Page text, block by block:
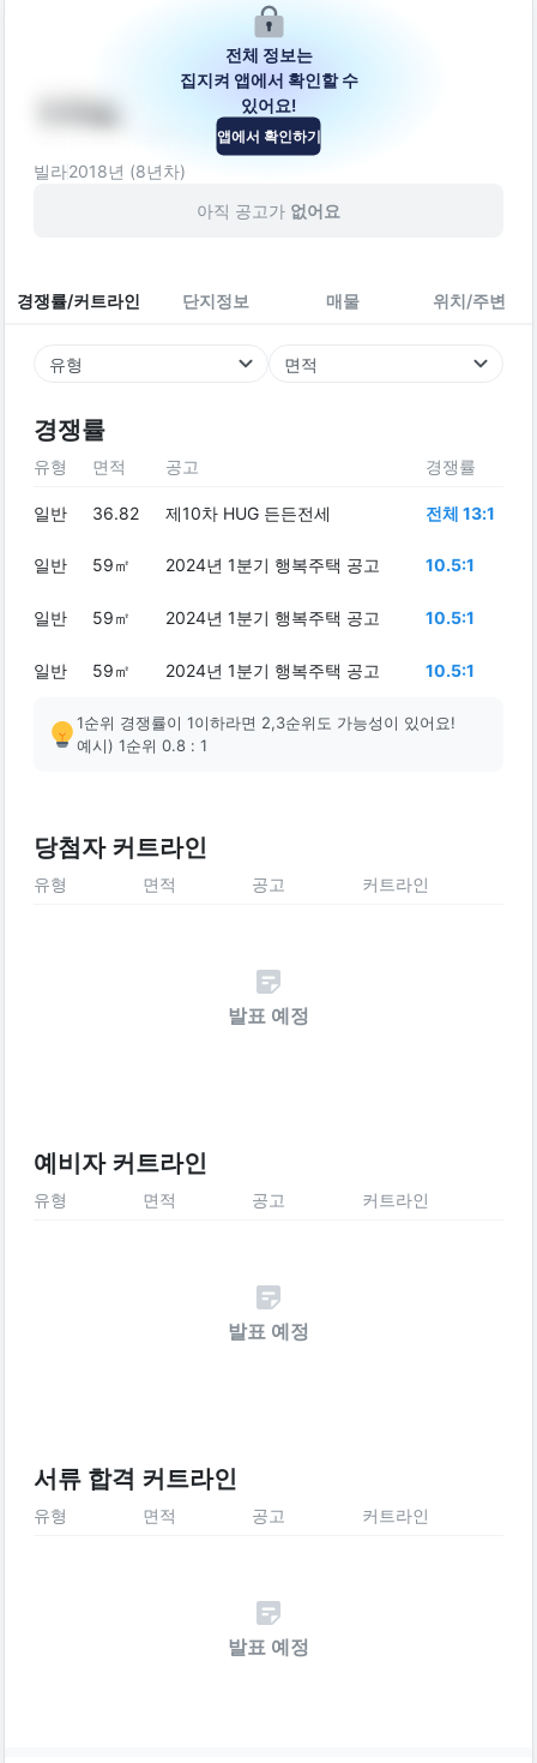
더캐슬
경기도 부천시 원미구 장말로 262-11
빌라2018년 (8년차)
아직 공고가 없어요
경쟁률/커트라인 단지정보 매물 위치/주변
유형 면적
경쟁률
전체 정보는
집지켜 앱에서 확인할 수
있어요!
앱에서 확인하기
유형 면적 공고 경쟁률
일반 36.82 제10차 HUG 든든전세 전체 13:1
일반 59㎡ 2024년 1분기 행복주택 공고 10.5:1
일반 59㎡ 2024년 1분기 행복주택 공고 10.5:1
일반 59㎡ 2024년 1분기 행복주택 공고 10.5:1
1순위 경쟁률이 1이하라면 2,3순위도 가능성이 있어요!
예시) 1순위 0.8 : 1
당첨자 커트라인
유형 면적 공고 커트라인
발표 예정
예비자 커트라인
유형 면적 공고 커트라인
발표 예정
서류 합격 커트라인
유형 면적 공고 커트라인
발표 예정